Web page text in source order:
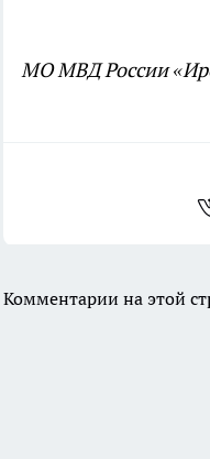
МО МВД России
Комментарии на этой